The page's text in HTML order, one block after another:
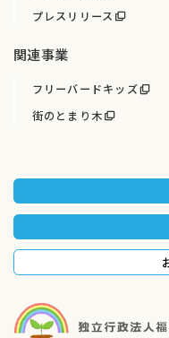
プレスリリース
関連事業
フリーバードキッズ
街のとまり木